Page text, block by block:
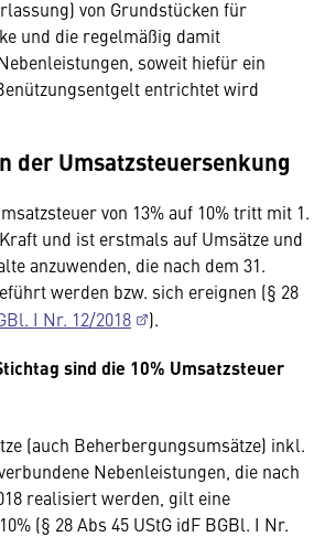
von Grundstücken für
und die regelmäßig damit
soweit hiefür ein
entrichtet wird
der Umsatzsteuersenkung
von 13% auf 10% tritt mit 1.
und ist erstmals auf Umsätze und
anzuwenden, die nach dem 31.
werden bzw. sich ereignen (§ 28
I Nr. 12/2018 ).
sind die 10% Umsatzsteuer
(auch Beherbergungsumsätze) inkl.
Nebenleistungen, die nach
realisiert werden, gilt eine
(§ 28 Abs 45 UStG idF BGBl. I Nr.